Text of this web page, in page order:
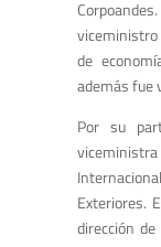
viceministro
de
además fue
Por su
Exteriores.
dirección